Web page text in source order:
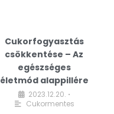
Cukorfogyasztás
csökkentése – Az
egészséges
életmód alappillére
2023.12.20. •
Cukormentes